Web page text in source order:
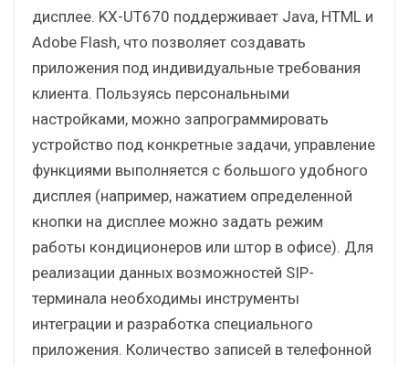
дисплее. KX-UT670 поддерживает Java, HTML и
Adobe Flash, что позволяет создавать
приложения под индивидуальные требования
клиента. Пользуясь персональными
настройками, можно запрограммировать
устройство под конкретные задачи, управление
функциями выполняется с большого удобного
дисплея (например, нажатием определенной
кнопки на дисплее можно задать режим
работы кондиционеров или штор в офисе). Для
реализации данных возможностей SIP-
терминала необходимы инструменты
интеграции и разработка специального
приложения. Количество записей в телефонной